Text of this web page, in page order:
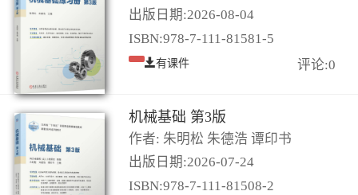
出版日期:2026-08-04
ISBN:978-7-111-81581-5
有课件 评论:0
机械基础 第3版
作者: 朱明松 朱德浩 谭印书
出版日期:2026-07-24
ISBN:978-7-111-81508-2